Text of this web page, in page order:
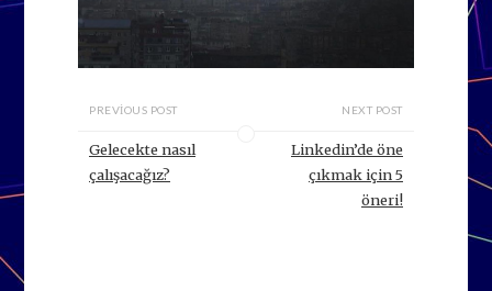
PREVIOUS POST
Gelecekte nasıl
çalışacağız?
NEXT POST
Linkedin’de öne
çıkmak için 5
öneri!